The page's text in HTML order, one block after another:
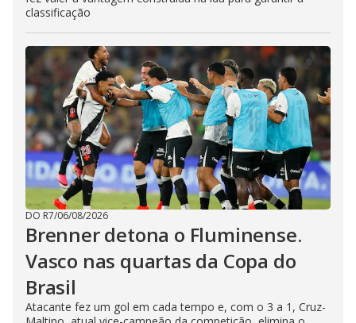
classificação
DO R7/06/08/2026
Brenner detona o Fluminense.
Vasco nas quartas da Copa do
Brasil
Atacante fez um gol em cada tempo e, com o 3 a 1, Cruz-